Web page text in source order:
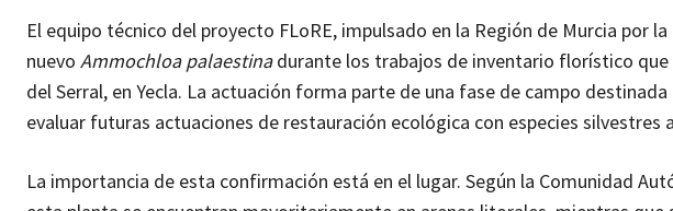
El equipo técnico del proyecto FLoRE, impulsado en la Región de Murcia por
nuevo Ammochloa palaestinadurante los trabajos de inventario florístico que
del Serral, en Yecla. La actuación forma parte de una fase de campo
evaluar futuras actuaciones de restauración ecológica con especies silvestres
La importancia de esta confirmación está en el lugar. Según la Comunidad